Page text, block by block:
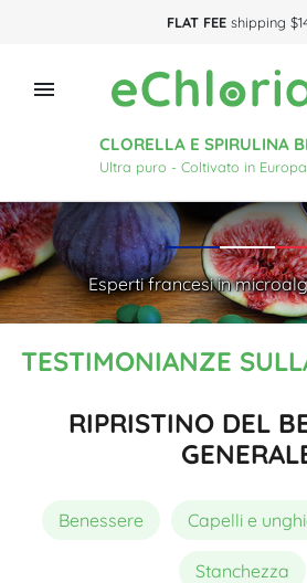
FLAT FEE shipping

CLORELLA E SPIRULINA
Ultra puro - Coltivato in Europa
Esperti francesi in
TESTIMONIANZE
RIPRISTINO DEL
Benessere Capelli e
Stanchezza